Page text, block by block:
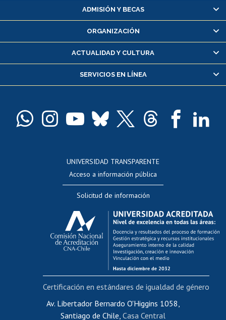
Matrícula en línea
Inscripción y cambio de asignaturas
Consulta y certificado de notas
Servicio médico y dental
Pago de arancel y crédito alumnos
Docentes
Evaluación docente
Calificación académica
Postulación al AUCAI
Funcionarias/os
Cursos internos de capacitación
Bienestar del personal
Portal de movilidad interna
Certificado de renta
Certificado de renta honorarios
ADMISIÓN Y BECAS
ORGANIZACIÓN
ACTUALIDAD Y CULTURA
SERVICIOS EN LÍNEA
UNIVERSIDAD TRANSPARENTE
Acceso a información pública
Solicitud de información
Av. Libertador Bernardo O'Higgins 1058,
Santiago de Chile, Casa Central
Certificación en estándares de igualdad de género